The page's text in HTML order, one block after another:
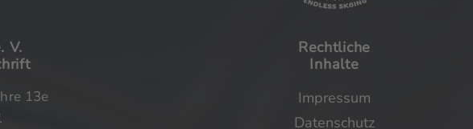
V.
Rechtliche
Inhalte
13e
Impressum
Datenschutz